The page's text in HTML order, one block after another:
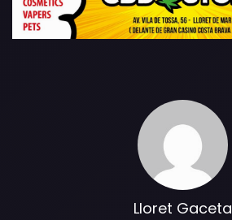
Lloret Gaceta